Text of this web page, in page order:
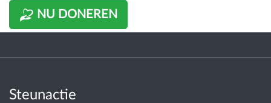
NU DONEREN
Steunactie